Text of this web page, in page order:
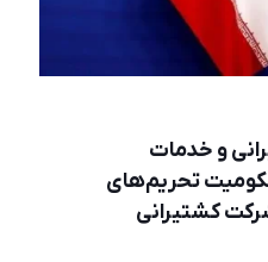
و خدمات
تحريم‌های
كشتيرانی